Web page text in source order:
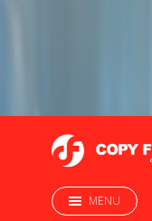
MENU